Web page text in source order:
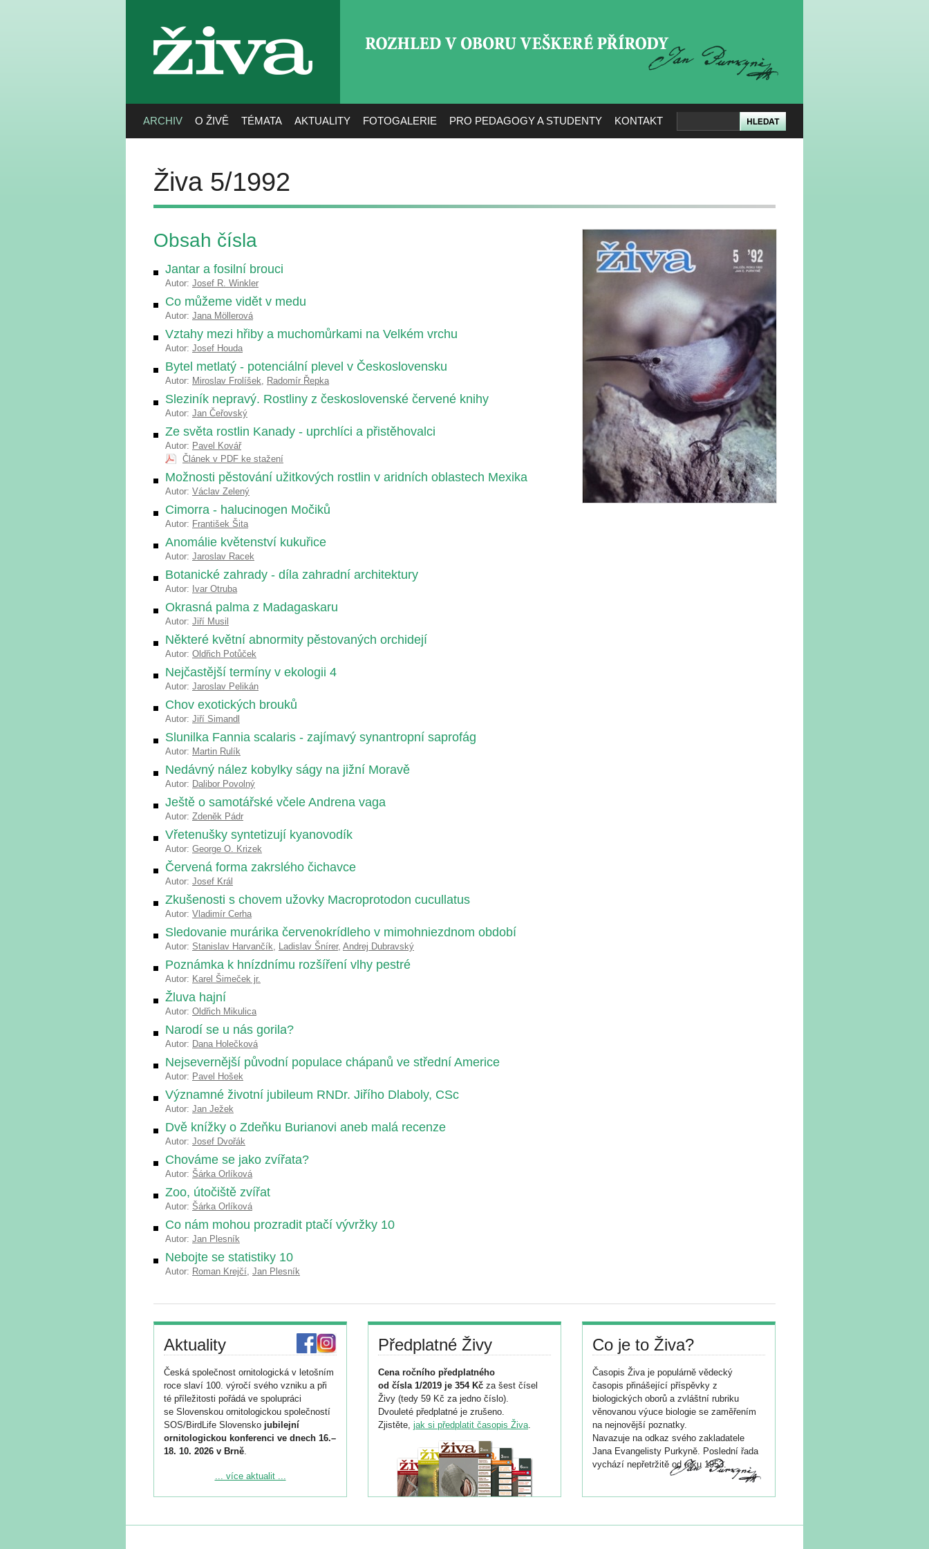
živa
ARCHIV O ŽIVĚ TÉMATA AKTUALITY FOTOGALERIE PRO PEDAGOGY A STUDENTY KONTAKT
Živa 5/1992
Obsah čísla
Jantar a fosilní brouci
Autor: Josef R. Winkler
Co můžeme vidět v medu
Autor: Jana Möllerová
Vztahy mezi hřiby a muchomůrkami na Velkém vrchu
Autor: Josef Houda
Bytel metlatý - potenciální plevel v Československu
Autor: Miroslav Frolíšek, Radomír Řepka
Sleziník nepravý. Rostliny z československé červené knihy
Autor: Jan Čeřovský
Ze světa rostlin Kanady - uprchlíci a přistěhovalci
Autor: Pavel Kovář
Článek v PDF ke stažení
Možnosti pěstování užitkových rostlin v aridních oblastech Mexika
Autor: Václav Zelený
Cimorra - halucinogen Močiků
Autor: František Šita
Anomálie květenství kukuřice
Autor: Jaroslav Racek
Botanické zahrady - díla zahradní architektury
Autor: Ivar Otruba
Okrasná palma z Madagaskaru
Autor: Jiří Musil
Některé květní abnormity pěstovaných orchidejí
Autor: Oldřich Potůček
Nejčastější termíny v ekologii 4
Autor: Jaroslav Pelikán
Chov exotických brouků
Autor: Jiří Simandl
Slunilka Fannia scalaris - zajímavý synantropní saprofág
Autor: Martin Rulík
Nedávný nález kobylky ságy na jižní Moravě
Autor: Dalibor Povolný
Ještě o samotářské včele Andrena vaga
Autor: Zdeněk Pádr
Vřetenušky syntetizují kyanovodík
Autor: George O. Krizek
Červená forma zakrslého čichavce
Autor: Josef Král
Zkušenosti s chovem užovky Macroprotodon cucullatus
Autor: Vladimír Cerha
Sledovanie murárika červenokrídleho v mimohniezdnom období
Autor: Stanislav Harvančík, Ladislav Šnírer, Andrej Dubravský
Poznámka k hnízdnímu rozšíření vlhy pestré
Autor: Karel Šimeček jr.
Žluva hajní
Autor: Oldřich Mikulica
Narodí se u nás gorila?
Autor: Dana Holečková
Nejsevernější původní populace chápanů ve střední Americe
Autor: Pavel Hošek
Významné životní jubileum RNDr. Jiřího Dlaboly, CSc
Autor: Jan Ježek
Dvě knížky o Zdeňku Burianovi aneb malá recenze
Autor: Josef Dvořák
Chováme se jako zvířata?
Autor: Šárka Orlíková
Zoo, útočiště zvířat
Autor: Šárka Orlíková
Co nám mohou prozradit ptačí vývržky 10
Autor: Jan Plesník
Nebojte se statistiky 10
Autor: Roman Krejčí, Jan Plesník
Aktuality
Česká společnost ornitologická v letošním
roce slaví 100. výročí svého vzniku a při
té příležitosti pořádá ve spolupráci
se Slovenskou ornitologickou společností
SOS/BirdLife Slovensko jubilejní
ornitologickou konferenci ve dnech 16.–
18. 10. 2026 v Brně.
Podrobnější informace ke konferenci
Registrovat se můžete do 6. září.
... více aktualit ...
Předplatné Živy
Cena ročního předplatného
od čísla 1/2019 je 354 Kč za šest čísel
Živy (tedy 59 Kč za jedno číslo).
Dvouleté předplatné je zrušeno.
Zjistěte, jak si předplatit časopis Živa.
Co je to Živa?
Časopis Živa je populárně vědecký
časopis přinášející příspěvky z
biologických oborů a zvláštní rubriku
věnovanou výuce biologie se zaměřením
na nejnovější poznatky.
Navazuje na odkaz svého zakladatele
Jana Evangelisty Purkyně. Poslední řada
vychází nepřetržitě od roku 1953.